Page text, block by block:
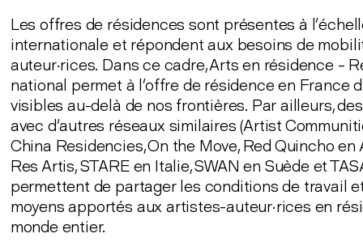
Les offres de résidences sont présentes à
internationale et répondent aux besoins de
auteur·rices. Dans ce cadre, Arts en résidence –
national permet à l’offre de résidence en France
visibles au-delà de nos frontières. Par ailleurs,
avec d’autres réseaux similaires (Artist
China Residencies, On the Move, Red Quincho en
Res Artis, STARE en Italie, SWAN en Suède et
permettent de partager les conditions de travail
moyens apportés aux artistes-auteur·rices en
monde entier.